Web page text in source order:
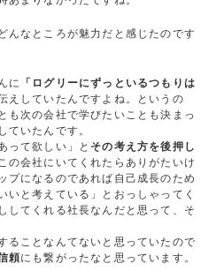
んなところが魅力だと感じたのです
に 「ログリーにずっといるつもりは
えしていたんですよね。というの
も次の会社で学びたいことも決まっ
ていたんです。
って欲しい」と その考え方を後押し
の会社にいてくれたらありがたいけ
プになるのであれば自己成長のため
いと考えている」とおっしゃってく
してくれる社長なんだと思って、そ
ることなんてないと思っていたので
頼にも繋がったなと思っています。